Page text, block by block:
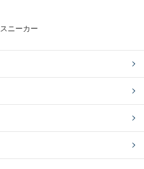
スニーカー